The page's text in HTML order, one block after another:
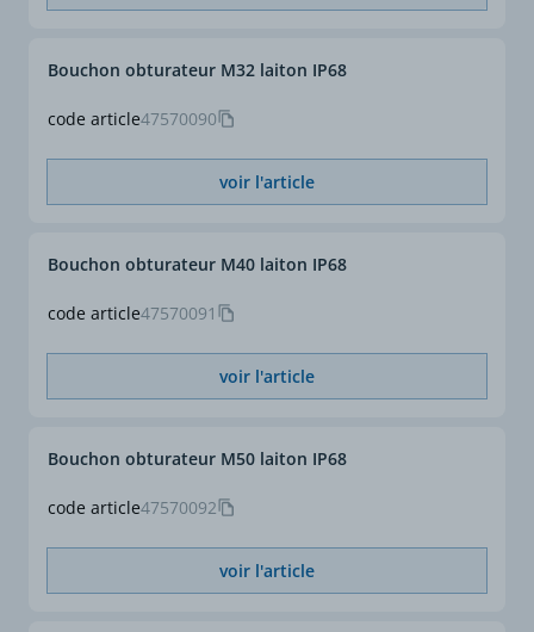
code article47570090
Bouchon obturateur M32 laiton IP68
voir l'article
code article47570091
Bouchon obturateur M40 laiton IP68
voir l'article
code article47570092
Bouchon obturateur M50 laiton IP68
voir l'article